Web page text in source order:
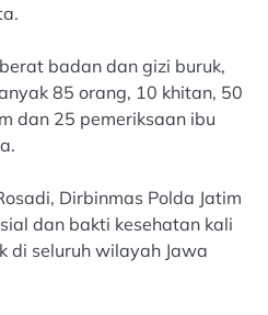
badan dan gizi buruk,
85 orang, 10 khitan, 50
dan 25 pemeriksaan ibu
Dirbinmas Polda Jatim
dan bakti kesehatan kali
di seluruh wilayah Jawa